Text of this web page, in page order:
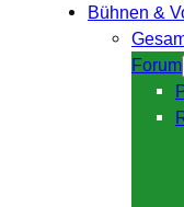
Bühnen &
Forum